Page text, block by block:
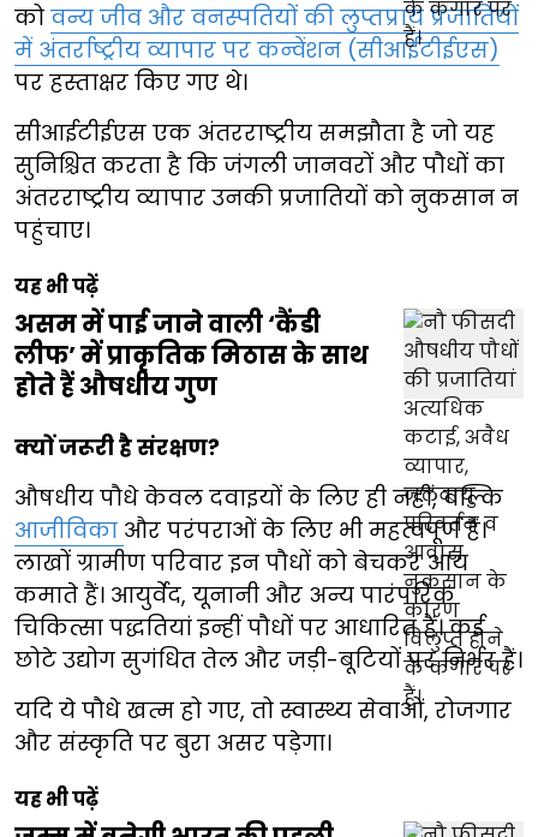
को वन्य जीव और वनस्पतियों की लुप्तप्राय प्रजातियों
में अंतर्राष्ट्रीय व्यापार पर कन्वेंशन (सीआईटीईएस)
पर हस्ताक्षर किए गए थे।
सीआईटीईएस एक अंतरराष्ट्रीय समझौता है जो यह
सुनिश्चित करता है कि जंगली जानवरों और पौधों का
अंतरराष्ट्रीय व्यापार उनकी प्रजातियों को नुकसान न
पहुंचाए।
यह भी पढ़ें
असम में पाई जाने वाली ‘कैंडी
लीफ’ में प्राकृतिक मिठास के साथ
होते हैं औषधीय गुण
क्यों जरूरी है संरक्षण?
औषधीय पौधे केवल दवाइयों के लिए ही नहीं, बल्कि
आजीविका और परंपराओं के लिए भी महत्वपूर्ण हैं।
लाखों ग्रामीण परिवार इन पौधों को बेचकर आय
कमाते हैं। आयुर्वेद, यूनानी और अन्य पारंपरिक
चिकित्सा पद्धतियां इन्हीं पौधों पर आधारित हैं। कई
छोटे उद्योग सुगंधित तेल और जड़ी-बूटियों पर निर्भर हैं।
यदि ये पौधे खत्म हो गए, तो स्वास्थ्य सेवाओं, रोजगार
और संस्कृति पर बुरा असर पड़ेगा।
यह भी पढ़ें